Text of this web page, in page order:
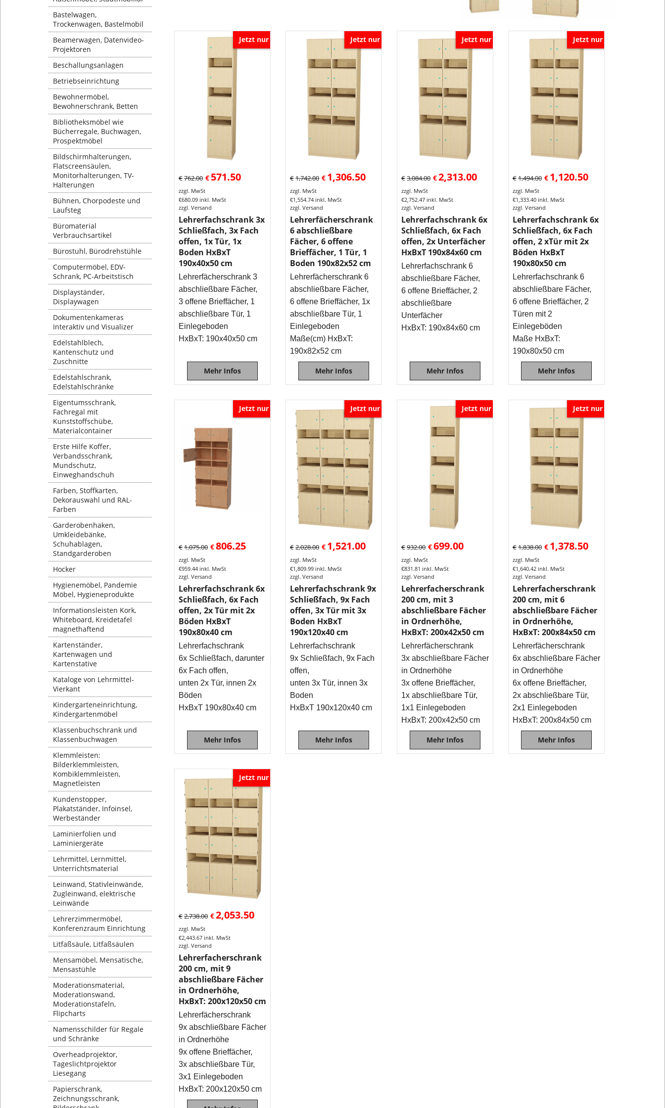
Bastelwagen,
Trockenwagen, Bastelmobil
Beamerwagen, Datenvideo-
Projektoren
Beschallungsanlagen
Betriebseinrichtung
Bewohnermöbel,
Bewohnerschrank, Betten
Bibliotheksmöbel wie
Bücherregale, Buchwagen,
Prospektmöbel
Bildschirmhalterungen,
Flatscreensäulen,
Monitorhalterungen, TV-
Halterungen
Bühnen, Chorpodeste und
Laufsteg
Büromaterial
Verbrauchsartikel
Bürostuhl, Bürodrehstühle
Computermöbel, EDV-
Schrank, PC-Arbeitstisch
Displayständer,
Displaywagen
Dokumentenkameras
Interaktiv und Visualizer
Edelstahlblech,
Kantenschutz und
Zuschnitte
Edelstahlschrank,
Edelstahlschränke
Eigentumsschrank,
Fachregal mit
Kunststoffschübe,
Materialcontainer
Erste Hilfe Koffer,
Verbandsschrank,
Mundschutz,
Einweghandschuh
Farben, Stoffkarten,
Dekorauswahl und RAL-
Farben
Garderobenhaken,
Umkleidebänke,
Schuhablagen,
Standgarderoben
Hocker
Hygienemöbel, Pandemie
Möbel, Hygieneprodukte
Informationsleisten Kork,
Whiteboard, Kreidetafel
magnethaftend
Kartenständer,
Kartenwagen und
Kartenstative
Kataloge von Lehrmittel-
Vierkant
Kindergarteneinrichtung,
Kindergartenmöbel
Klassenbuchschrank und
Klassenbuchwagen
Klemmleisten:
Bilderklemmleisten,
Kombiklemmleisten,
Magnetleisten
Kundenstopper,
Plakatständer, Infoinsel,
Werbeständer
Laminierfolien und
Laminiergeräte
Lehrmittel, Lernmittel,
Unterrichtsmaterial
Leinwand, Stativleinwände,
Zugleinwand, elektrische
Leinwände
Lehrerzimmermöbel,
Konferenzraum Einrichtung
Litfaßsäule, Litfaßsäulen
Mensamöbel, Mensatische,
Mensastühle
Moderationsmaterial,
Moderationswand,
Moderationstafeln,
Flipcharts
Namensschilder für Regale
und Schränke
Overheadprojektor,
Tageslichtprojektor
Liesegang
Papierschrank,
Zeichnungsschrank,
Jetzt nur
€762.00 € 571.50
zzgl. MwSt
€680.09 inkl. MwSt
zzgl. Versand
Lehrerfachschrank 3x
Schließfach, 3x Fach
offen, 1x Tür, 1x
Boden HxBxT
190x40x50 cm
Lehrerfächerschrank 3
abschließbare Fächer,
3 offene Brieffächer, 1
abschließbare Tür, 1
Einlegeboden
HxBxT: 190x40x50 cm
Mehr Infos
Jetzt nur
€1,742.00 € 1,306.50
zzgl. MwSt
€1,554.74 inkl. MwSt
zzgl. Versand
Lehrerfächerschrank
6 abschließbare
Fächer, 6 offene
Brieffächer, 1 Tür, 1
Boden 190x82x52 cm
Lehrerfächerschrank 6
abschließbare Fächer,
6 offene Brieffächer, 1x
abschließbare Tür, 1
Einlegeboden
Maße(cm) HxBxT:
190x82x52 cm
Mehr Infos
Jetzt nur
€3,084.00 €2,313.00
zzgl. MwSt
€2,752.47 inkl. MwSt
zzgl. Versand
Lehrerfachschrank 6x
Schließfach, 6x Fach
offen, 2x Unterfächer
HxBxT 190x84x60 cm
Lehrerfachschrank 6
abschließbare Fächer,
6 offene Brieffächer, 2
abschließbare
Unterfächer
HxBxT: 190x84x60 cm
Mehr Infos
Jetzt nur
€1,494.00 € 1,120.50
zzgl. MwSt
€1,333.40 inkl. MwSt
zzgl. Versand
Lehrerfachschrank 6x
Schließfach, 6x Fach
offen, 2 xTür mit 2x
Böden HxBxT
190x80x50 cm
Lehrerfachschrank 6
abschließbare Fächer,
6 offene Brieffächer, 2
Türen mit 2
Einlegeböden
Maße HxBxT:
190x80x50 cm
Mehr Infos
Jetzt nur
€1,075.00 €806.25
zzgl. MwSt
€959.44 inkl. MwSt
zzgl. Versand
Lehrerfachschrank 6x
Schließfach, 6x Fach
offen, 2x Tür mit 2x
Böden HxBxT
190x80x40 cm
Lehrerfachschrank
6x Schließfach, darunter
6x Fach offen,
unten 2x Tür, innen 2x
Böden
HxBxT 190x80x40 cm
Mehr Infos
Jetzt nur
€2,028.00 € 1,521.00
zzgl. MwSt
€1,809.99 inkl. MwSt
zzgl. Versand
Lehrerfachschrank 9x
Schließfach, 9x Fach
offen, 3x Tür mit 3x
Boden HxBxT
190x120x40 cm
Lehrerfachschrank
9x Schließfach, 9x Fach
offen,
unten 3x Tür, innen 3x
Boden
HxBxT 190x120x40 cm
Mehr Infos
Jetzt nur
€932.00 €699.00
zzgl. MwSt
€831.81 inkl. MwSt
zzgl. Versand
Lehrerfacherschrank
200 cm, mit 3
abschließbare Fächer
in Ordnerhöhe,
HxBxT: 200x42x50 cm
Lehrerfächerschrank
3x abschließbare Fächer
in Ordnerhöhe
3x offene Brieffächer,
1x abschließbare Tür,
1x1 Einlegeboden
HxBxT: 200x42x50 cm
Mehr Infos
Jetzt nur
€1,838.00 € 1,378.50
zzgl. MwSt
€1,640.42 inkl. MwSt
zzgl. Versand
Lehrerfacherschrank
200 cm, mit 6
abschließbare Fächer
in Ordnerhöhe,
HxBxT: 200x84x50 cm
Lehrerfächerschrank
6x abschließbare Fächer
in Ordnerhöhe
6x offene Brieffächer,
2x abschließbare Tür,
2x1 Einlegeboden
HxBxT: 200x84x50 cm
Mehr Infos
Jetzt nur
€2,738.00 €2,053.50
zzgl. MwSt
€2,443.67 inkl. MwSt
zzgl. Versand
Lehrerfacherschrank
200 cm, mit 9
abschließbare Fächer
in Ordnerhöhe,
HxBxT: 200x120x50 cm
Lehrerfächerschrank
9x abschließbare Fächer
in Ordnerhöhe
9x offene Brieffächer,
3x abschließbare Tür,
3x1 Einlegeboden
HxBxT: 200x120x50 cm